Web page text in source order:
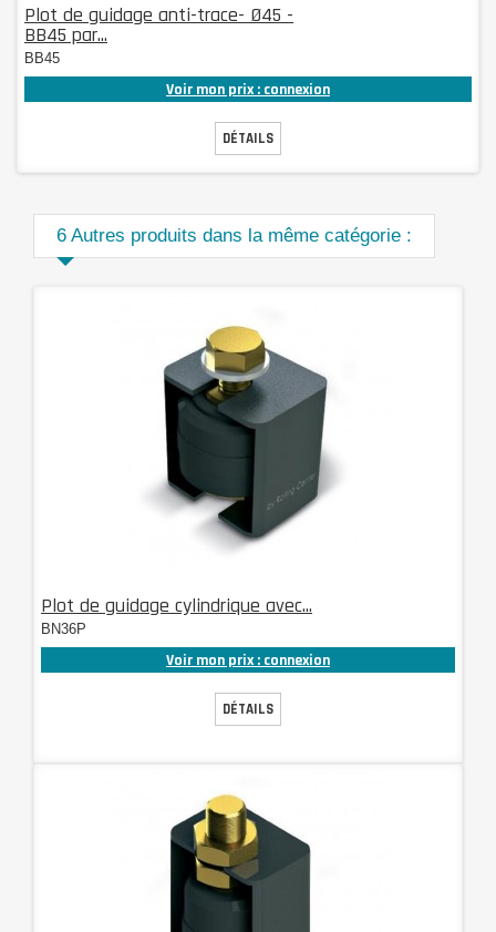
Plot de guidage anti-trace- Ø45 -
BB45 par...
BB45
Voir mon prix : connexion
DÉTAILS
6 Autres produits dans la même catégorie :
Plot de guidage cylindrique avec...
BN36P
Voir mon prix : connexion
DÉTAILS